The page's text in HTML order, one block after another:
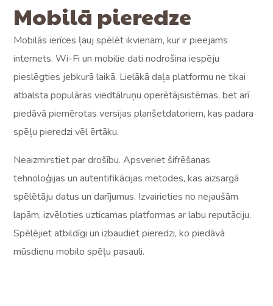
Mobilā pieredze
Mobilās ierīces ļauj spēlēt ikvienam, kur ir pieejams
internets. Wi-Fi un mobilie dati nodrošina iespēju
pieslēgties jebkurā laikā. Lielākā daļa platformu ne tikai
atbalsta populāras viedtālruņu operētājsistēmas, bet arī
piedāvā piemērotas versijas planšetdatoriem, kas padara
spēļu pieredzi vēl ērtāku.
Neaizmirstiet par drošību. Apsveriet šifrēšanas
tehnoloģijas un autentifikācijas metodes, kas aizsargā
spēlētāju datus un darījumus. Izvairieties no nejaušām
lapām, izvēloties uzticamas platformas ar labu reputāciju.
Spēlējiet atbildīgi un izbaudiet pieredzi, ko piedāvā
mūsdienu mobilo spēļu pasauli.